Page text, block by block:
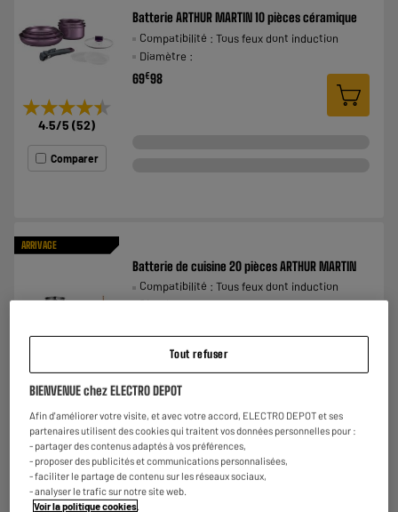
★★★★★
★★★★★
4.5/5 (52)
Comparer
Batterie ARTHUR MARTIN 10 pièces céramique
Compatibilité : Tous feux dont induction
Diamètre :
69€98
ARRIVAGE
★★★★★
★★★★★
Comparer
Batterie de cuisine 20 pièces ARTHUR MARTIN
Compatibilité : Tous feux dont induction
Diamètre :
Tout refuser
BIENVENUE chez ELECTRO DEPOT
Afin d'améliorer votre visite, et avec votre accord, ELECTRO DEPOT et ses
partenaires utilisent des cookies qui traitent vos données personnelles pour :
- partager des contenus adaptés à vos préférences,
- proposer des publicités et communications personnalisées,
- faciliter le partage de contenu sur les réseaux sociaux,
- analyser le trafic sur notre site web.
Voir la politique cookies.